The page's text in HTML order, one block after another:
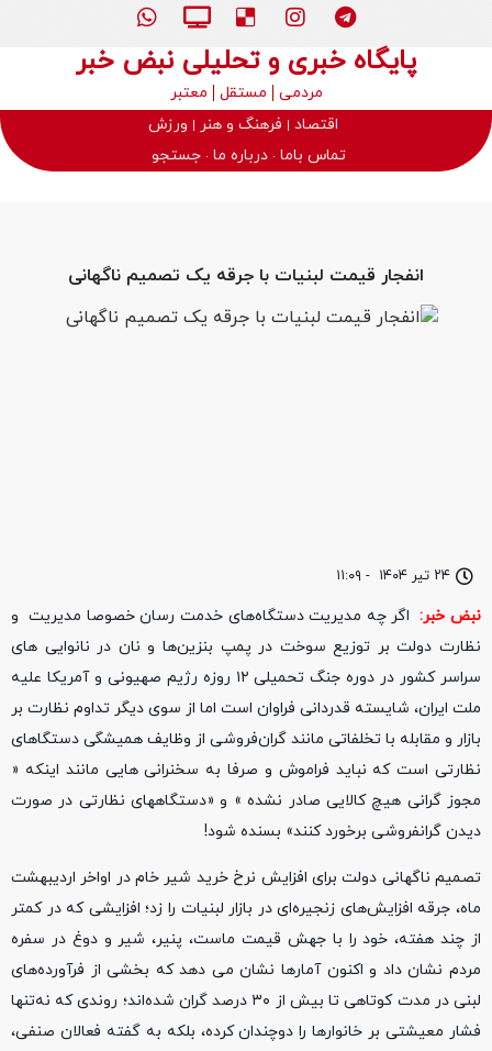
پایگاه خبری و تحلیلی نبض خبر
مردمی مستقل
معتبر
اقتصاد
فرهنگ و هنر
ورزش
تماس باما درباره ما جستجو
۲۴ تیر ۱۴۰۴ - ۱۱:۰۹
انفجار قیمت لبنیات با جرقه یک تصمیم ناگهانی
نبض خبر:اگر چه مدیریت دستگاه‌های خدمت رسان خصوصا مدیریت و
نظارت دولت بر توزیع سوخت در پمپ بنزین‌ها و نان در نانوایی‌ های
سراسر کشور در دوره جنگ تحمیلی ۱۲ روزه رژیم صهیونی و آمریکا علیه
ملت ایران، شایسته قدردانی فراوان است اما از سوی دیگر تداوم نظارت بر
بازار و مقابله با تخلفاتی مانند گران‌فروشی از وظایف همیشگی دستگاهای
نظارتی است که نباید فراموش و صرفا به سخنرانی هایی مانند اینکه «
مجوز گرانی هیچ کالایی صادر نشده » و «دستگاههای نظارتی در صورت
دیدن گرانفروشی برخورد کنند» بسنده شود!
تصمیم ناگهانی دولت برای افزایش نرخ خرید شیر خام در اواخر اردیبهشت
‌ماه، جرقه‌ افزایش‌های زنجیره‌ای در بازار لبنیات را زد؛ افزایشی که در کمتر
از چند هفته، خود را با جهش قیمت‌ ماست، پنیر، شیر و دوغ در سفره
مردم نشان داد و اکنون آمارها نشان می‌ دهد که بخشی از فرآورده‌های
لبنی در مدت کوتاهی تا بیش از ۳۰ درصد گران شده‌اند؛ روندی که نه‌تنها
فشار معیشتی بر خانوارها را دوچندان کرده، بلکه به گفته فعالان صنفی،